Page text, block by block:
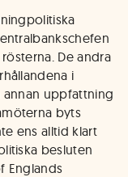
De andra
i
uppfattning
byts
ens alltid klart
besluten
Englands